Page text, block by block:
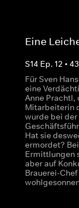
Eine
S14 Ep. 12 • 43
Für Sven
eine
Anne
Mitarbeiterin
wurde bei
Hat sie
ermordet?
Ermittlungen
aber auf
Brauerei-